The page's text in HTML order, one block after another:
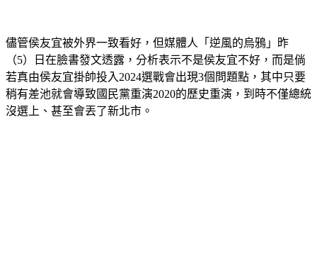
（5）日在臉書發文透露，分析表示不是侯友宜不好，而是倘
若真由侯友宜掛帥投入2024選戰會出現3個問題點，其中只要
稍有差池就會導致國民黨重演2020的歷史重演，到時不僅總統
沒選上、甚至會丟了新北市。